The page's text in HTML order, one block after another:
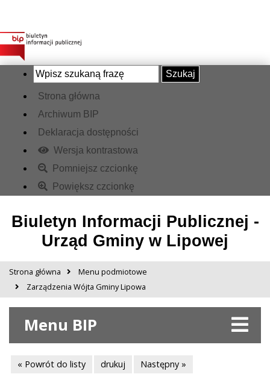
Szukaj
Strona główna
Archiwum BIP
Deklaracja dostępności
Wersja kontrastowa
Pomniejsz czcionkę
Powiększ czcionkę
Biuletyn Informacji Publicznej -
Urząd Gminy w Lipowej
Strona główna
Menu podmiotowe
Zarządzenia Wójta Gminy Lipowa
Menu BIP
« Powrót do listy drukuj Następny »